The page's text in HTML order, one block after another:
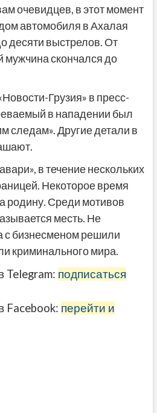
очевидцев, в этот момент
автомобиля в Ахалая
десяти выстрелов. От
мужчина скончался до
Грузия» в пресс-
в нападении был
следам». Другие детали в
в течение нескольких
Некоторое время
родину. Среди мотивов
месть. Не
с бизнесменом решили
криминального мира.
Telegram: подписаться
Facebook: перейти и